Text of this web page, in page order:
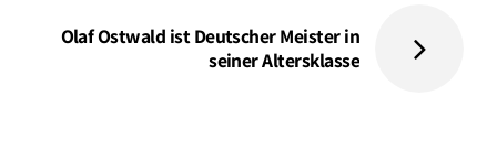
Olaf Ostwald ist Deutscher Meister in
seiner Altersklasse